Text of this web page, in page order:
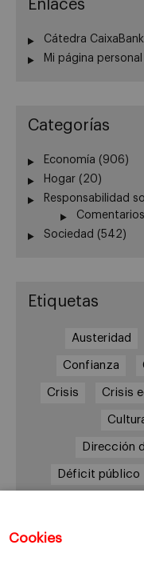
Cookies
Enlaces
Cátedra CaixaBank
Mi página personal
Categorías
Economía (906)
Hogar (20)
Responsabilidad
Sociedad (542)
Etiquetas
Austeridad
Confianza
Crisis Crisis
Dirección
Déficit público